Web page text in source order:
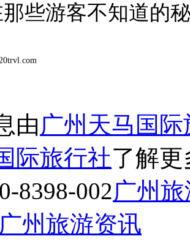
些游客不知道的
由广州天马国
际旅行社了解
8398-002广州
广州旅游资讯